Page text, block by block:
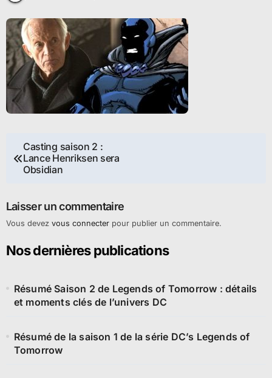
Navigation
de
Casting saison 2 :
Lance Henriksen sera
Obsidian
Laisser un commentaire
Vous devez vous connecterpour publier un commentaire.
Nos dernières publications
Résumé Saison 2 de Legends of Tomorrow : détails
et moments clés de l’univers DC
Résumé de la saison 1 de la série DC’s Legends of
Tomorrow